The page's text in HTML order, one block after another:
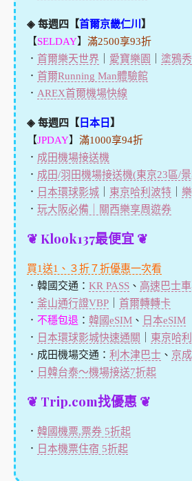
◈ 每週四【首爾京畿仁川
】
【SELDAY】 滿2500享93折
． 首爾樂天世界 愛寶樂園
塗鴉秀
． 首爾Running Man體驗館
． AREX首爾機場快線
◈ 每週四【日本日 】
【JPDAY】 滿1000享94折
． 成田機場接送機
． 成田/羽田機場接送機(東京23區/
． 日本環球影城｜ 東京哈利波特｜
． 玩大阪必備｜關西樂享周遊券
❦ Klook137最便宜 ❦
買1送1、３折７折優惠一次看
．韓國交通： KR PASS、 高速巴士
． 釜山通行證VBP｜ 首爾轉轉卡
． 不穩包退 ： 韓國eSIM、 日本eSIM
． 日本環球影城快速通關
東京哈
．成田機場交通： 利木津巴士、 京
． 日韓台泰～機場接送7折起
❦ Trip.com找優惠 ❦
． 韓國機票,票券 5折起
． 日本機票住宿 5折起